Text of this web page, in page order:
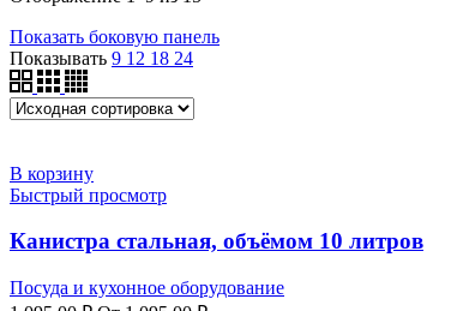
Показать боковую панель
Показывать 9 12 18 24
В корзину
Быстрый просмотр
Канистра стальная, объёмом 10 литров
Посуда и кухонное оборудование